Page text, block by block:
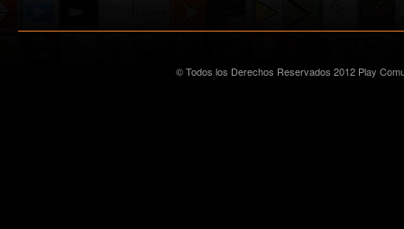
© Todos los Derechos Reservados 2012 Play